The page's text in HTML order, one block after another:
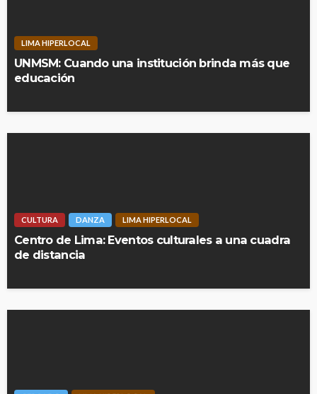
LIMA HIPERLOCAL
UNMSM: Cuando una institución brinda más que
educación
CULTURA DANZA LIMA HIPERLOCAL
Centro de Lima: Eventos culturales a una cuadra
de distancia